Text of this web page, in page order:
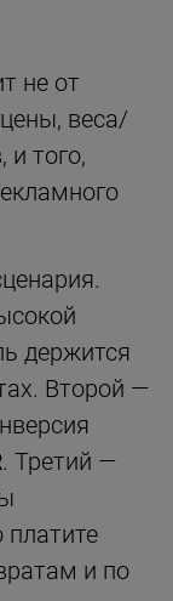
не от
веса/
и того,
держится
Второй —
. Третий —
и по